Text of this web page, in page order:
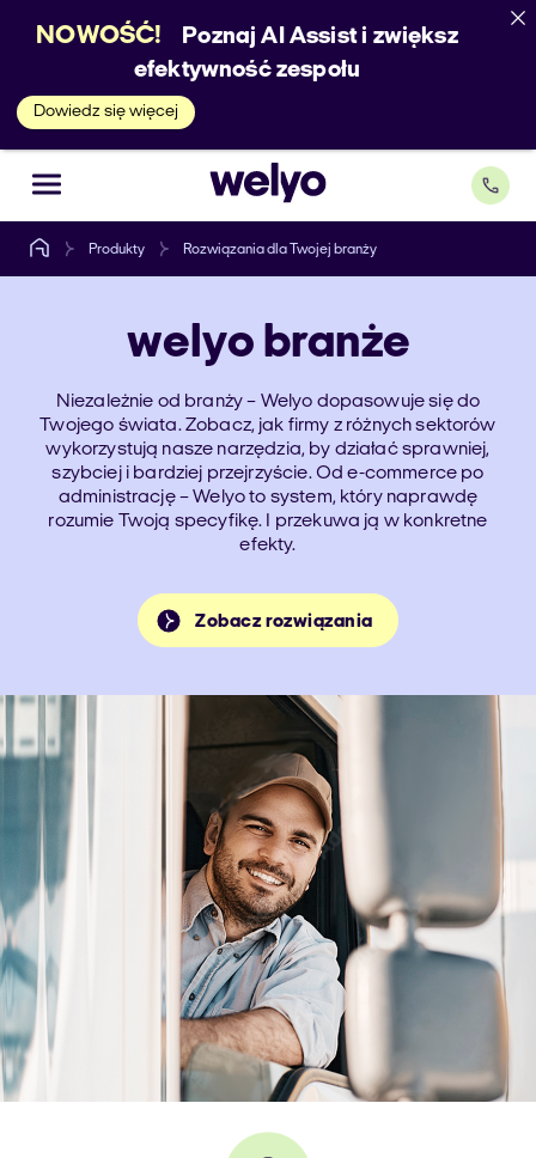
Produkty Rozwiązania dla Twojej branży
welyo branże
Niezależnie od branży – Welyo dopasowuje się do
Twojego świata. Zobacz, jak firmy z różnych sektorów
wykorzystują nasze narzędzia, by działać sprawniej,
szybciej i bardziej przejrzyście. Od e-commerce po
administrację – Welyo to system, który naprawdę
rozumie Twoją specyfikę. I przekuwa ją w konkretne
efekty.
Zobacz rozwiązania
NOWOŚĆ!
Poznaj AI Assist i zwiększ
efektywność zespołu
Dowiedz się więcej